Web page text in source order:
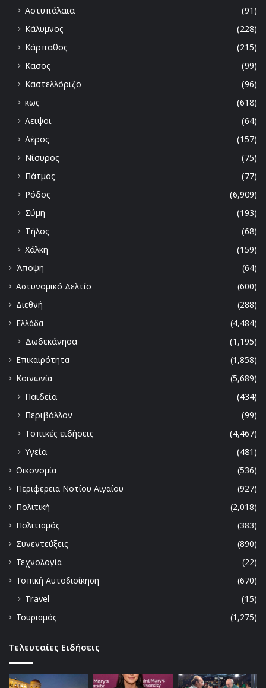
Αστυπάλαια
(91)
Κάλυμνος
(228)
Κάρπαθος
(215)
Κασος
(99)
Καστελλόριζο
(96)
κως
(618)
Λειψοι
(64)
Λέρος
(157)
Νίσυρος
(75)
Πάτμος
(77)
Ρόδος
(6,909)
Σύμη
(193)
Τήλος
(68)
Χάλκη
(159)
Άποψη
(64)
Αστυνομικό Δελτίο
(600)
Διεθνή
(288)
Ελλάδα
(4,484)
Δωδεκάνησα
(1,195)
Επικαιρότητα
(1,858)
Κοινωνία
(5,689)
Παιδεία
(434)
Περιβάλλον
(99)
Τοπικές ειδήσεις
(4,467)
Υγεία
(481)
Οικονομία
(536)
Περιφερεια Νοτίου Αιγαίου
(927)
Πολιτική
(2,018)
Πολιτισμός
(383)
Συνεντεύξεις
(890)
Τεχνολογία
(22)
Τοπική Αυτοδιοίκηση
(670)
Travel
(15)
Τουρισμός
(1,275)
Τελευταίες Ειδήσεις